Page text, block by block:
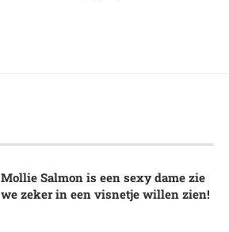
Mollie Salmon is een sexy dame zie
we zeker in een visnetje willen zien!